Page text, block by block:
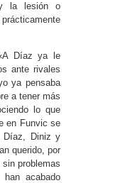
la lesión o
Díaz ya le
ante rivales
ya pensaba
a tener más
lo que
en Funvic se
Díaz, Diniz y
querido, por
problemas
acabado